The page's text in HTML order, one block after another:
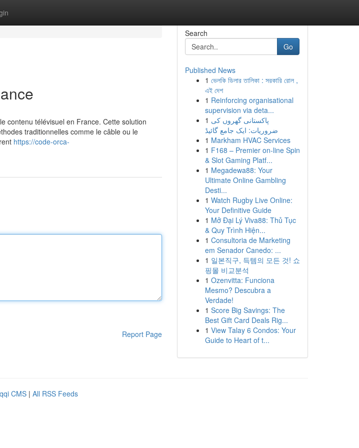
contenu télévisuel en France. Cette solution
traditionnelles comme le câble ou le
https://code-orca-
Report Page
Search
Go
Published News
1 ভেলকি ডিলার তালিকা : সরকারি রোল ,
এই দেশ
1 Reinforcing organisational
supervision via deta...
1 پاکستانی گھروں کی
ضروریات: ایک جامع گائیڈ
1 Markham HVAC Services
1 F168 – Premier on-line Spin
& Slot Gaming Platf...
1 Megadewa88: Your
Ultimate Online Gambling
Desti...
1 Watch Rugby Live Online:
Your Definitive Guide
1 Mở Đại Lý Viva88: Thủ Tục
& Quy Trình Hiện...
1 Consultoria de Marketing
em Senador Canedo: ...
1 일본직구, 득템의 모든 것! 쇼
핑몰 비교분석
1 Ozenvitta: Funciona
Mesmo? Descubra a
Verdade!
1 Score Big Savings: The
Best Gift Card Deals Rig...
1 View Talay 6 Condos: Your
Guide to Heart of t...
CMS | All RSS Feeds